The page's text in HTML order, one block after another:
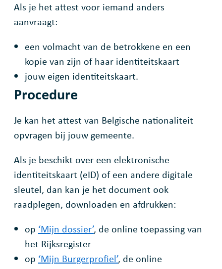
Als je het attest voor iemand anders
aanvraagt:
een volmacht van de betrokkene en een
kopie van zijn of haar identiteitskaart
jouw eigen identiteitskaart.
Procedure
Je kan het attest van Belgische nationaliteit
opvragen bij jouw gemeente.
Als je beschikt over een elektronische
identiteitskaart (eID) of een andere digitale
sleutel, dan kan je het document ook
raadplegen, downloaden en afdrukken:
op ‘Mijn dossier’, de online toepassing van
het Rijksregister
op ‘Mijn Burgerprofiel’, de online